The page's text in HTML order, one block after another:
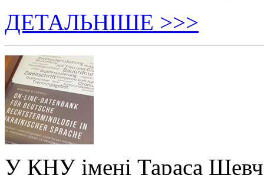
ДЕТАЛЬНІШЕ >>>
У КНУ імені Тараса